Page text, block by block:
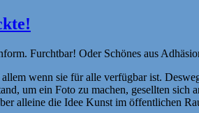
Furchtbar! Oder Schönes aus
wenn sie für alle verfügbar ist.
um ein Foto zu machen, gesellten sich
alleine die Idee Kunst im öffentlichen